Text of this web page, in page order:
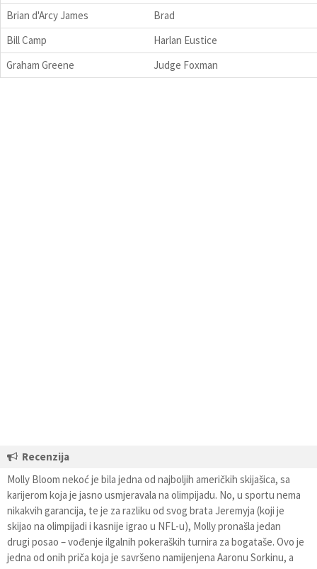
Brian d'Arcy James
Brad
Bill Camp
Harlan Eustice
Graham Greene
Judge Foxman
Recenzija
Molly Bloom nekoć je bila jedna od najboljih američkih skijašica, sa
karijerom koja je jasno usmjeravala na olimpijadu. No, u sportu nema
nikakvih garancija, te je za razliku od svog brata Jeremyja (koji je
skijao na olimpijadi i kasnije igrao u NFL-u), Molly pronašla jedan
drugi posao – vođenje ilgalnih pokeraških turnira za bogataše. Ovo je
jedna od onih priča koja je savršeno namijenjena Aaronu Sorkinu, a